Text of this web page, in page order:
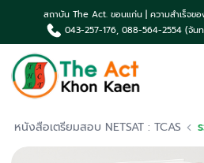
สถาบัน The Act. ขอนแก่น | ความสำเร็จข
043-257-176, 088-564-2554 (จัน
หน้าแรก
เกี่ยวกับเรา
หนังสือเตรียมสอบ NETSAT : TCAS